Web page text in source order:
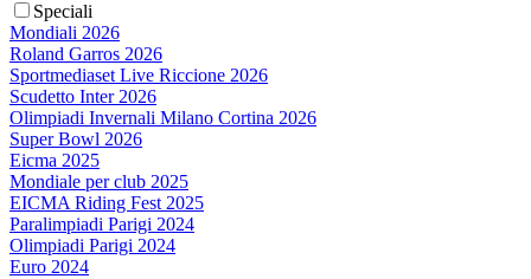
Speciali
Mondiali 2026
Roland Garros 2026
Sportmediaset Live Riccione 2026
Scudetto Inter 2026
Olimpiadi Invernali Milano Cortina 2026
Super Bowl 2026
Eicma 2025
Mondiale per club 2025
EICMA Riding Fest 2025
Paralimpiadi Parigi 2024
Olimpiadi Parigi 2024
Euro 2024